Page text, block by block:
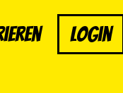
Login